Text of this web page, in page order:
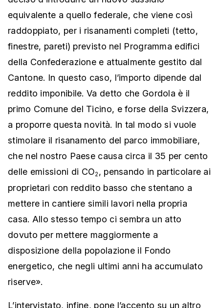
equivalente a quello federale, che viene così
raddoppiato, per i risanamenti completi (tetto,
finestre, pareti) previsto nel Programma edifici
della Confederazione e attualmente gestito dal
Cantone. In questo caso, l’importo dipende dal
reddito imponibile. Va detto che Gordola è il
primo Comune del Ticino, e forse della Svizzera,
a proporre questa novità. In tal modo si vuole
stimolare il risanamento del parco immobiliare,
che nel nostro Paese causa circa il 35 per cento
delle emissioni di CO2 , pensando in particolare ai
proprietari con reddito basso che stentano a
mettere in cantiere simili lavori nella propria
casa. Allo stesso tempo ci sembra un atto
dovuto per mettere maggiormente a
disposizione della popolazione il Fondo
energetico, che negli ultimi anni ha accumulato
riserve».
L’intervistato, infine, pone l’accento su un altro